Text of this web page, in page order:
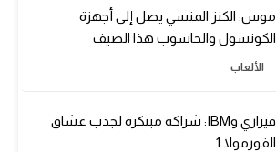
موس: الكنز المنسي يصل إلى أجهزة
الكونسول والحاسوب هذا الصيف
الألعاب
فيراري وIBM: شراكة مبتكرة لجذب عشاق
الفورمولا 1